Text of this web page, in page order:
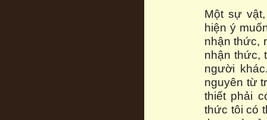
Một sự
hiện ý
nhận thức,
nhận thức,
người
nguyên từ
thiết phải
thức tôi có